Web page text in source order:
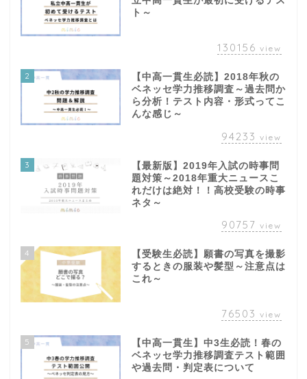
ト～
130156 view
2
【中高一貫生必読】2018年秋の
ベネッセ学力推移調査～過去問か
ら分析！テスト内容・形式ってこ
んな感じ～
94233 view
3
【最新版】2019年入試の時事問
題対策～2018年重大ニュースこ
れだけは絶対！！高校受験の時事
ネタ～
90757 view
4
【受験生必読】願書の写真を撮影
するときの服装や髪型～注意点は
これ～
76503 view
5
【中高一貫生】中3生必読！春の
ベネッセ学力推移調査テスト範囲
や過去問・判定表について